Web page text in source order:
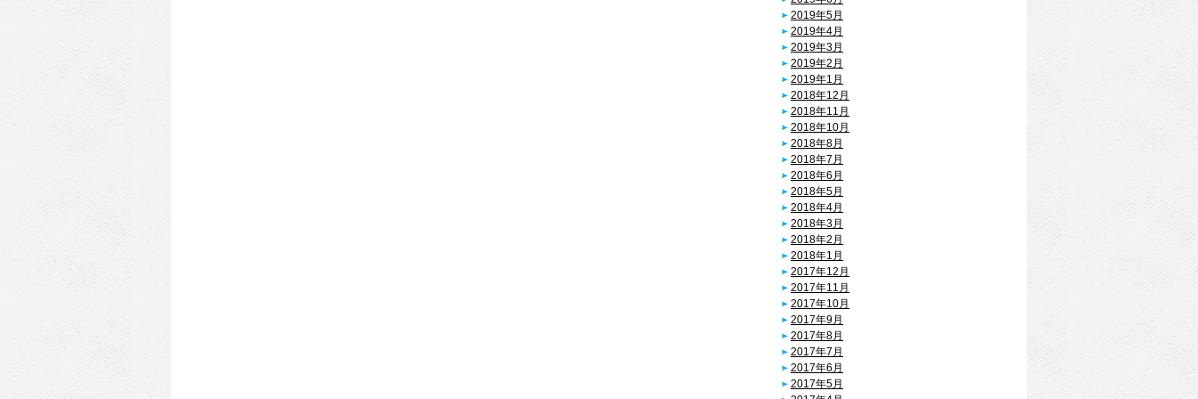
2019年5月
2019年4月
2019年3月
2019年2月
2019年1月
2018年12月
2018年11月
2018年10月
2018年8月
2018年7月
2018年6月
2018年5月
2018年4月
2018年3月
2018年2月
2018年1月
2017年12月
2017年11月
2017年10月
2017年9月
2017年8月
2017年7月
2017年6月
2017年5月